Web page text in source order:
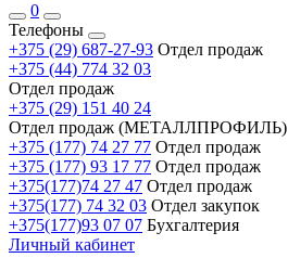
0
Телефоны
+375 (29) 687-27-93 Отдел продаж
+375 (44) 774 32 03
Отдел продаж
+375 (29) 151 40 24
Отдел продаж (МЕТАЛЛПРОФИЛЬ)
+375 (177) 74 27 77 Отдел продаж
+375 (177) 93 17 77 Отдел продаж
+375(177)74 27 47 Отдел продаж
+375(177) 74 32 03 Отдел закупок
+375(177)93 07 07 Бухгалтерия
Личный кабинет